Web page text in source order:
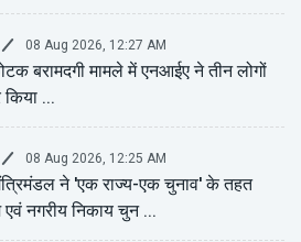
08 Aug 2026, 12:27 AM
बरामदगी मामले में एनआईए ने तीन लोगों
किया ...
08 Aug 2026, 12:25 AM
ने 'एक राज्य-एक चुनाव' के तहत
नगरीय निकाय चुन ...